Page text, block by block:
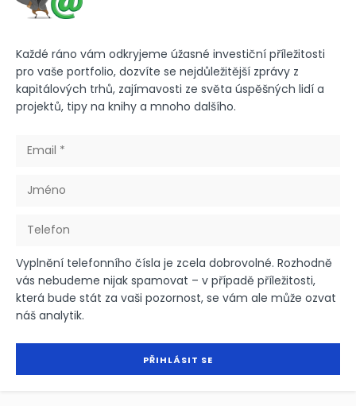
Každé ráno vám odkryjeme úžasné investiční příležitosti
pro vaše portfolio, dozvíte se nejdůležitější zprávy z
kapitálových trhů, zajímavosti ze světa úspěšných lidí a
projektů, tipy na knihy a mnoho dalšího.
Vyplnění telefonního čísla je zcela dobrovolné. Rozhodně
vás nebudeme nijak spamovat – v případě příležitosti,
která bude stát za vaši pozornost, se vám ale může ozvat
náš analytik.